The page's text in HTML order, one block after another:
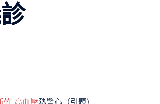
竹 高血壓熱警心（引題）